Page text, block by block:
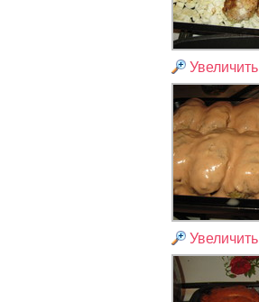
Увеличить
Увеличить